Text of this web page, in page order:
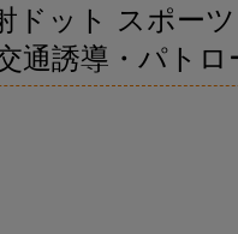
ドット スポー
通誘導・パトロ